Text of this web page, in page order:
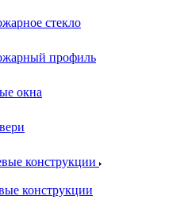
стекло
профиль
окна
конструкции
конструкции